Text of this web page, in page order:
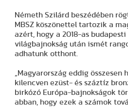
Németh Szilárd beszédében
MBSZ köszönettel tartozik a
azért, hogy a 2018-as
világbajnokság után ismét
adhatunk otthont.
„Magyarország eddig összesen
kilencven ezüst- és száztíz
birkózó Európa-bajnokságok
abban, hogy ezek a számok